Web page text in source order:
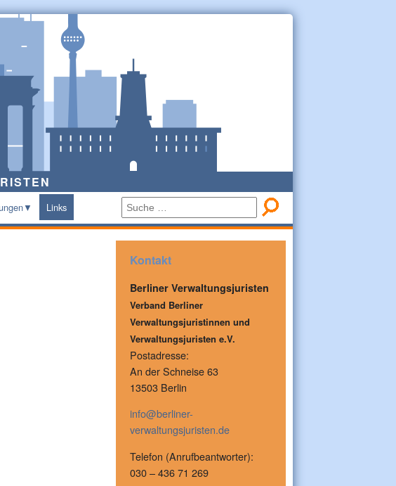
Links
Kontakt
Berliner Verwaltungsjuristen
Verband Berliner
Verwaltungsjuristinnen und
Verwaltungsjuristen e.V.
Postadresse:
An der Schneise 63
13503 Berlin
info@berliner-
verwaltungsjuristen.de
Telefon (Anrufbeantworter):
030 – 436 71 269